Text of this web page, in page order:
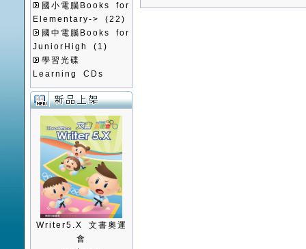
國小電腦Books for
Elementary->
(22)
國中電腦Books for
JuniorHigh
(1)
學習光碟
Learning CDs
Writer5.X 文書奧運
會